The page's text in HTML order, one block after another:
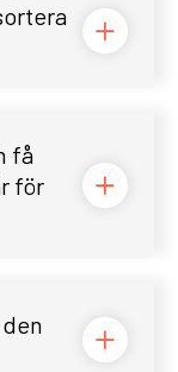
få
för